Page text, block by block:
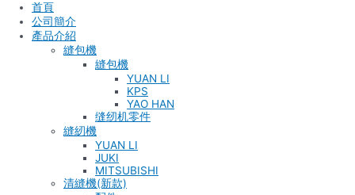
首頁
公司簡介
產品介紹
縫包機
縫包機
YUAN LI
KPS
YAO HAN
缝纫机零件
縫紉機
YUAN LI
JUKI
MITSUBISHI
清縫機(新款)